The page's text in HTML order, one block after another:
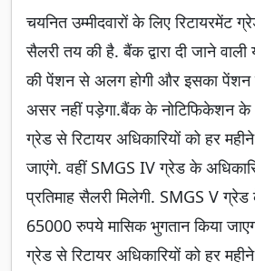
चयनित उम्मीदवारों के लिए रिटायरमेंट
सैलरी तय की है. बैंक द्वारा दी जाने वाली
की पेंशन से अलग होगी और इसका पेंशन
असर नहीं पड़ेगा.बैंक के नोटिफिकेशन
ग्रेड से रिटायर अधिकारियों को हर
जाएंगे. वहीं SMGS IV ग्रेड के
प्रतिमाह सैलरी मिलेगी. SMGS V ग्रेड
65000 रुपये मासिक भुगतान किया
ग्रेड से रिटायर अधिकारियों को हर